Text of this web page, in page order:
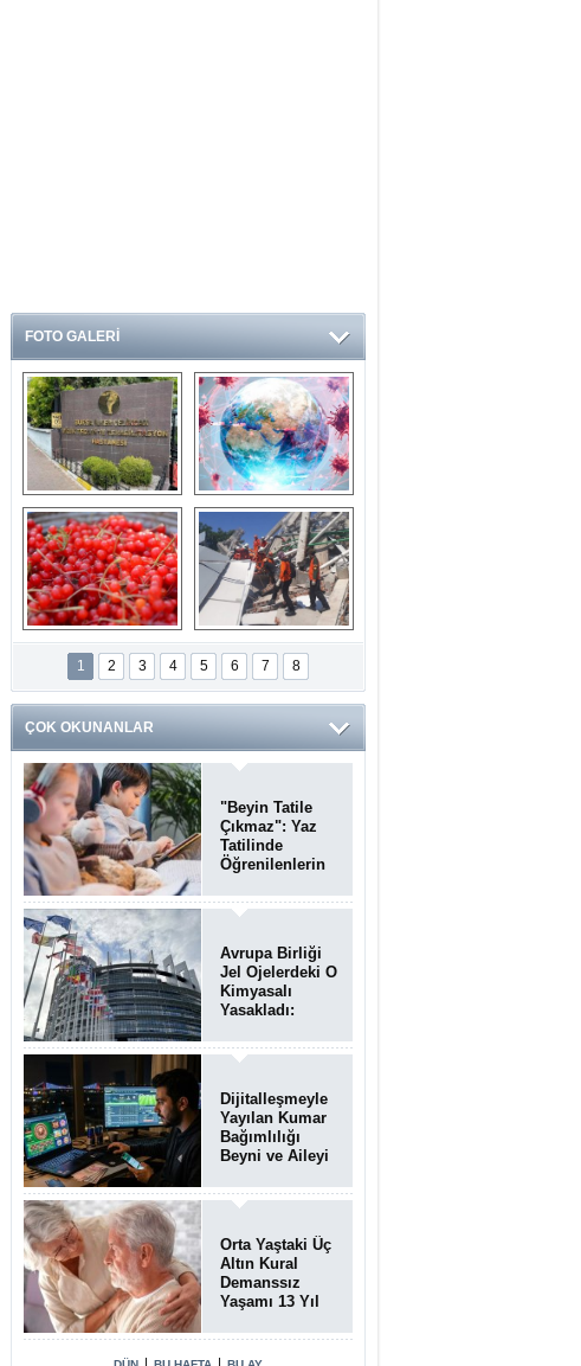
FOTO GALERİ
Ve burası da bir
devlet hastanesi
14 soruda
Koronavirüs
hakkında kendinizi
test edin...
Gilaburu meyvesi
kanserden koruyor
Endonezya’daki
deprem: Ölü sayısı
bin 203'e yükseldi
1 2 3 4 5 6 7 8
ÇOK OKUNANLAR
"Beyin Tatile
Çıkmaz": Yaz
Tatilinde
Öğrenilenlerin
Unutulabiliyor
Avrupa Birliği
Jel Ojelerdeki O
Kimyasalı
Yasakladı:
Riski Uyarısı
Dijitalleşmeyle
Yayılan Kumar
Bağımlılığı
Beyni ve Aileyi
Uğratıyor
Orta Yaştaki Üç
Altın Kural
Demanssız
Yaşamı 13 Yıl